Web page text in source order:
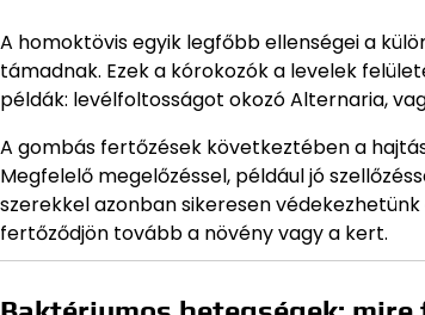
A homoktövis egyik legfőbb ellenségei a
támadnak. Ezek a kórokozók a levelek
példák: levélfoltosságot okozó Alternaria,
A gombás fertőzések következtében a
Megfelelő megelőzéssel, például jó
szerekkel azonban sikeresen
fertőződjön tovább a növény vagy a kert.